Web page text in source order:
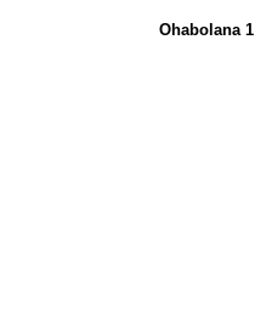
Ohabolana 1